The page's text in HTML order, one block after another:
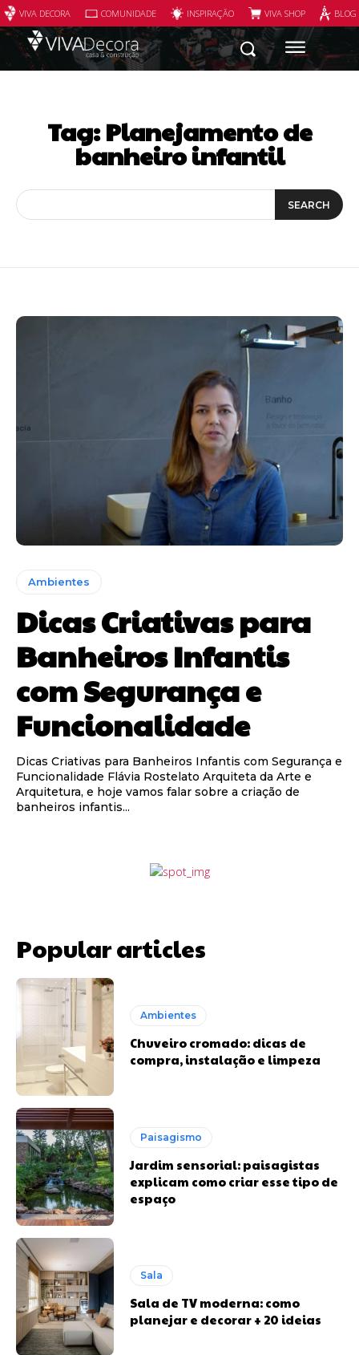
VIVA DECORA COMUNIDADE INSPIRAÇÃO VIVA SHOP
Tag:Planejamento de
banheiro infantil
SEARCH
Ambientes
Dicas Criativas para
Banheiros Infantis
com Segurança e
Funcionalidade
Dicas Criativas para Banheiros Infantis com Segurança e
Funcionalidade Flávia Rostelato Arquiteta da Arte e
Arquitetura, e hoje vamos falar sobre a criação de
banheiros infantis...
Popular articles
Ambientes
Chuveiro cromado: dicas de
compra, instalação e limpeza
Paisagismo
Jardim sensorial: paisagistas
explicam como criar esse tipo de
espaço
Sala
Sala de TV moderna: como
planejar e decorar + 20 ideias